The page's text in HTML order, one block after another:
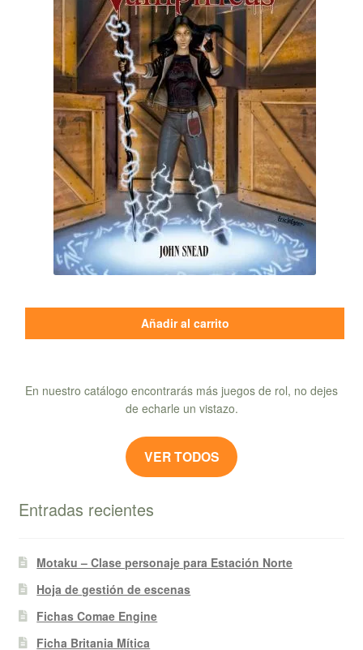
Añadir al carrito
En nuestro catálogo encontrarás más juegos de rol, no dejes
de echarle un vistazo.
VER TODOS
Entradas recientes
Motaku – Clase personaje para Estación Norte
Hoja de gestión de escenas
Fichas Comae Engine
Ficha Britania Mítica